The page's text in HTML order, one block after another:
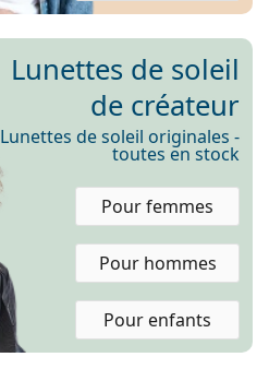
Lunettes de soleil
de créateur
Lunettes de soleil originales -
toutes en stock
Pour femmes
Pour hommes
Pour enfants